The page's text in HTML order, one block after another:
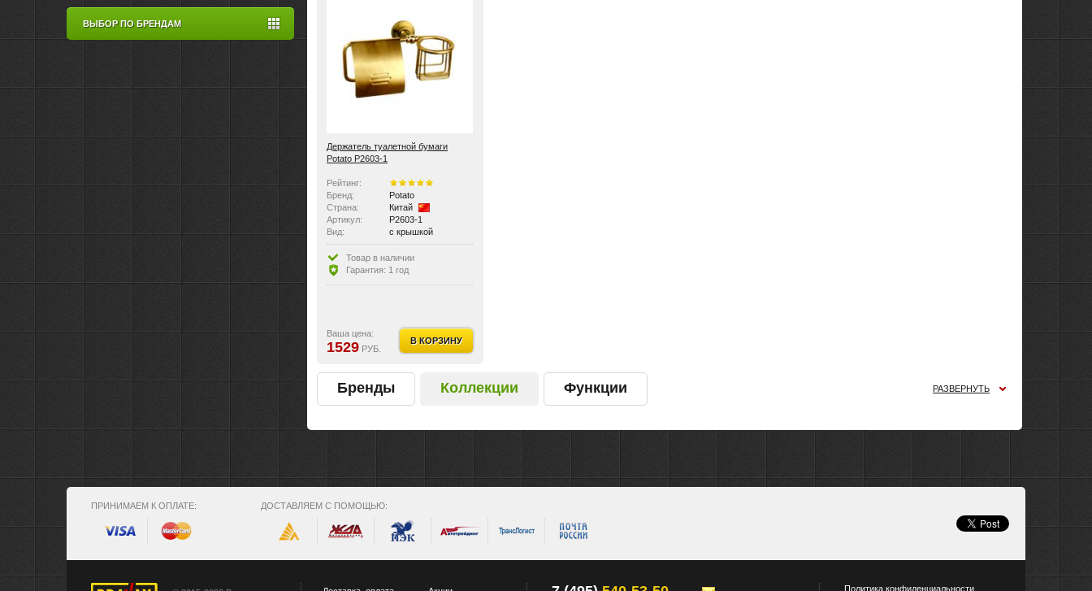
ВЫБОР ПО БРЕНДАМ
Держатель туалетной бумаги
Potato P2603-1
Рейтинг:
Бренд:
Potato
Страна:
Китай
Артикул:
P2603-1
Вид:
с крышкой
Особенности: с держателем освежителя воздуха
Товар в наличии
Гарантия: 1 год
Ваша цена:
1529 РУБ.
В КОРЗИНУ
Бренды Коллекции Функции РАЗВЕРНУТЬ
ПРИНИМАЕМ К ОПЛАТЕ: ДОСТАВЛЯЕМ С ПОМОЩЬЮ:
Политика конфиденциальности